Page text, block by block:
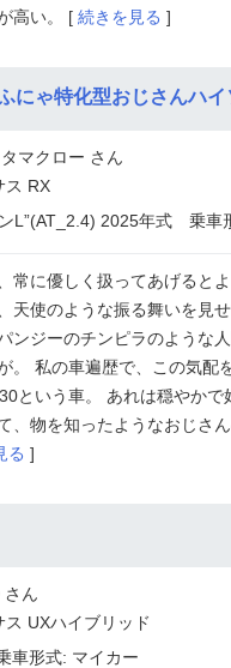
高い。 [ 続きを見る ]
マクロー さん
ス RX
L”(AT_2.4) 2025年式
乗車
常に優しく扱ってあげると
天使のような振る舞いを見
ンジーのチンピラのような
。 私の車遍歴で、この気配
という車。 あれは穏やか
、物を知ったようなおじさ
る ]
ん
ス UXハイブリッド
車形式: マイカー